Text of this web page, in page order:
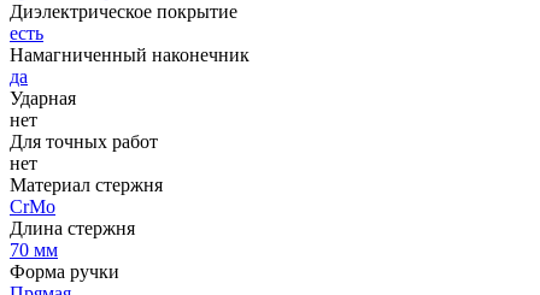
Диэлектрическое покрытие
есть
Намагниченный наконечник
да
Ударная
нет
Для точных работ
нет
Материал стержня
CrMo
Длина стержня
70 мм
Форма ручки